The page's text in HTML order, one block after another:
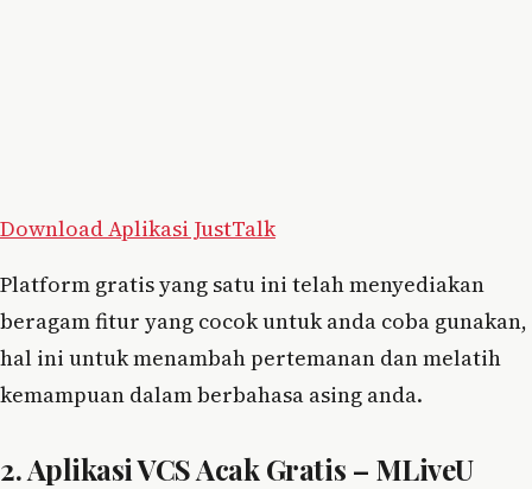
Download Aplikasi JustTalk
Platform gratis yang satu ini telah menyediakan
beragam fitur yang cocok untuk anda coba gunakan,
hal ini untuk menambah pertemanan dan melatih
kemampuan dalam berbahasa asing anda.
2. Aplikasi VCS Acak Gratis – MLiveU